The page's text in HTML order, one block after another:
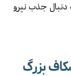
دنبال جذب نیرو
بزرگ